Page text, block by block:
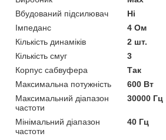
Вбудований підсилювач
Ні
Імпеданс
4 Ом
Кількість динаміків
2 шт.
Кількість смуг
3
Корпус сабвуфера
Так
Максимальна потужність
600 Вт
Максимальний діапазон
частоти
30000 Гц
Мінімальний діапазон
частоти
40 Гц